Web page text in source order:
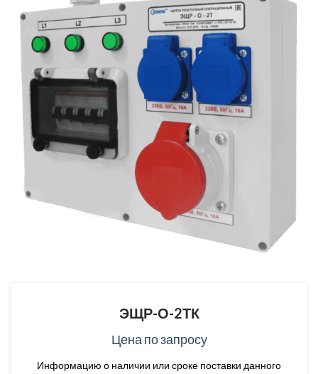
ЭЩР-О-2ТК
Цена по запросу
Информацию о наличии или сроке поставки данного